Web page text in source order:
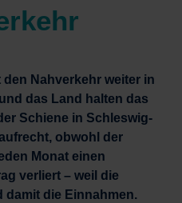
den Nahverkehr weiter in
das Land halten das
Schiene in Schleswig-
obwohl der
Monat einen
verliert – weil die
damit die Einnahmen.